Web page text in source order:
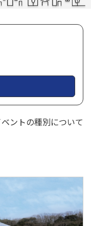
ントの種別について